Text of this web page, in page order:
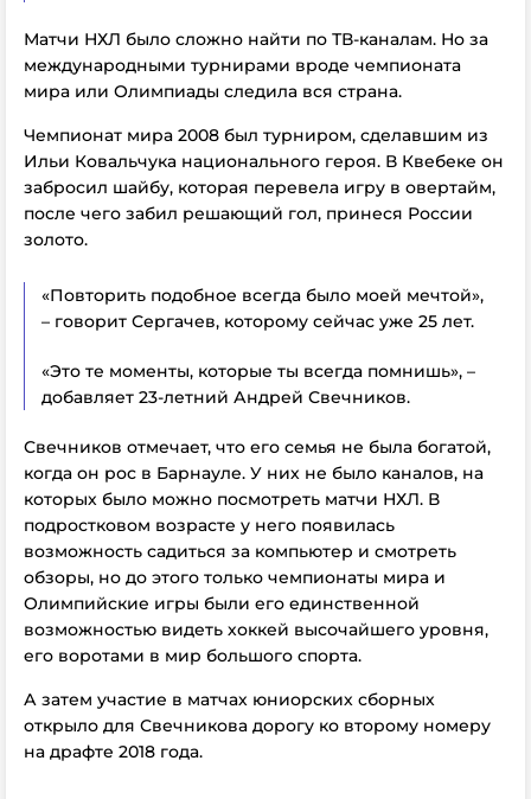
Матчи НХЛ было сложно найти по ТВ-каналам. Но за
международными турнирами вроде чемпионата
мира или Олимпиады следила вся страна.
Чемпионат мира 2008 был турниром, сделавшим из
Ильи Ковальчука национального героя. В Квебеке он
забросил шайбу, которая перевела игру в овертайм,
после чего забил решающий гол, принеся России
золото.
«Повторить подобное всегда было моей мечтой»,
– говорит Сергачев, которому сейчас уже 25 лет.
«Это те моменты, которые ты всегда помнишь», –
добавляет 23-летний Андрей Свечников.
Свечников отмечает, что его семья не была богатой,
когда он рос в Барнауле. У них не было каналов, на
которых было можно посмотреть матчи НХЛ. В
подростковом возрасте у него появилась
возможность садиться за компьютер и смотреть
обзоры, но до этого только чемпионаты мира и
Олимпийские игры были его единственной
возможностью видеть хоккей высочайшего уровня,
его воротами в мир большого спорта.
А затем участие в матчах юниорских сборных
открыло для Свечникова дорогу ко второму номеру
на драфте 2018 года.